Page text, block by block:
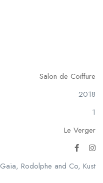
Salon de Coiffure
2018
1
Le Verger
Rodolphe and Co, Kust